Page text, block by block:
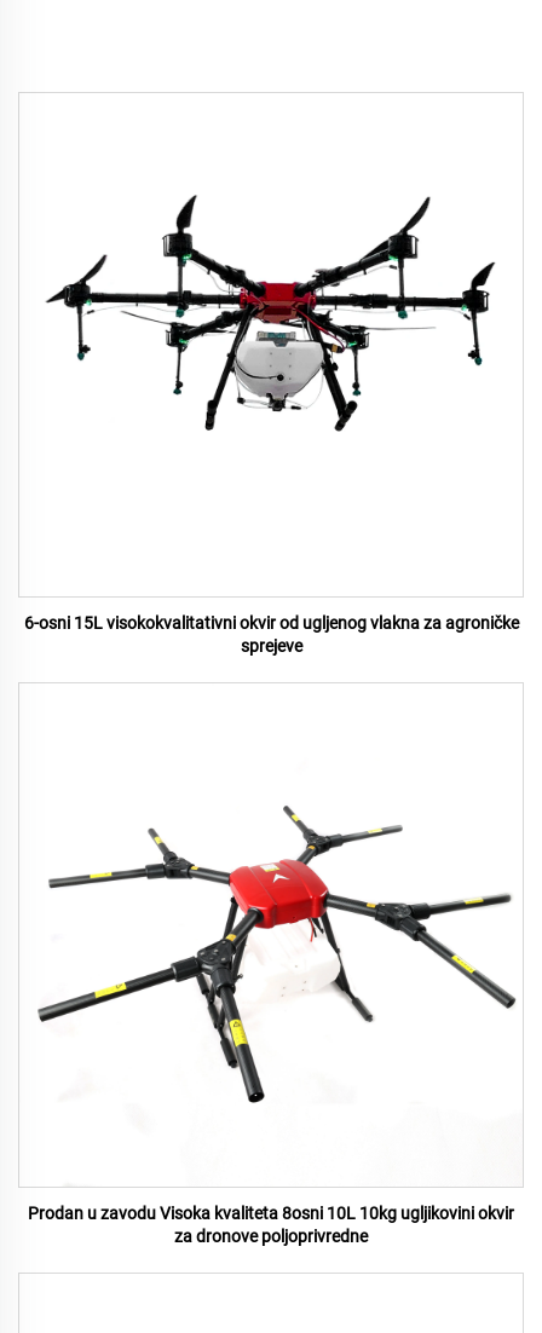
6-osni 15L visokokvalitativni okvir od ugljenog vlakna za agroničke
sprejeve
Prodan u zavodu Visoka kvaliteta 8osni 10L 10kg ugljikovini okvir
za dronove poljoprivredne